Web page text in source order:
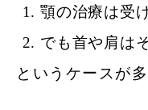
顎の治療は受
でも首や肩は
というケースが